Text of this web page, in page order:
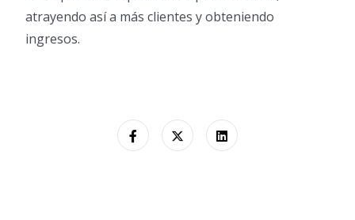
atrayendo así a más clientes y obteniendo
ingresos.